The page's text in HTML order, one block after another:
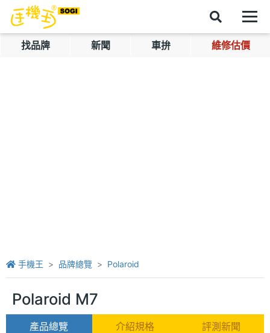
找品牌 新聞 車拚 維修估價
手機王 品牌總覽 Polaroid
Polaroid M7
產品總覽 介紹規格 評測新聞